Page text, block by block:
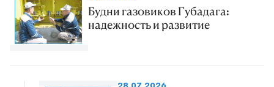
Будни газовиков Губадага:
надежность и развитие